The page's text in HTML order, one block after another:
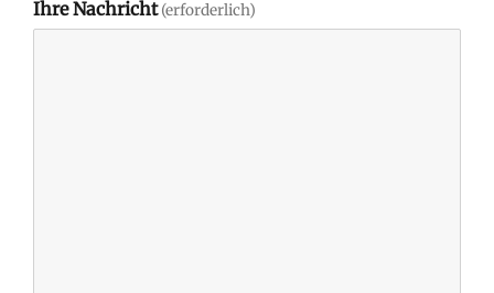
Ihre Nachricht (erforderlich)